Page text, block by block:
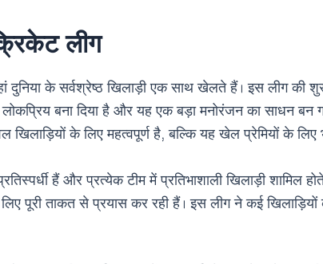
लीग
दुनिया के सर्वश्रेष्ठ खिलाड़ी एक साथ खेलते हैं। इस लीग
बना दिया है और यह एक बड़ा मनोरंजन का साधन
के लिए महत्वपूर्ण है, बल्कि यह खेल प्रेमियों के लिए
हैं और प्रत्येक टीम में प्रतिभाशाली खिलाड़ी शामिल
पूरी ताकत से प्रयास कर रही हैं। इस लीग ने कई